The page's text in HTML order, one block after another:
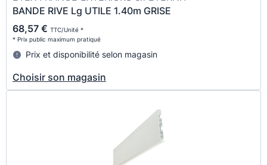
BANDE RIVE Lg UTILE 1.40m GRISE
68,57 € TTC/Unité *
* Prix public maximum pratiqué
Prix et disponibilité selon magasin
Choisir son magasin